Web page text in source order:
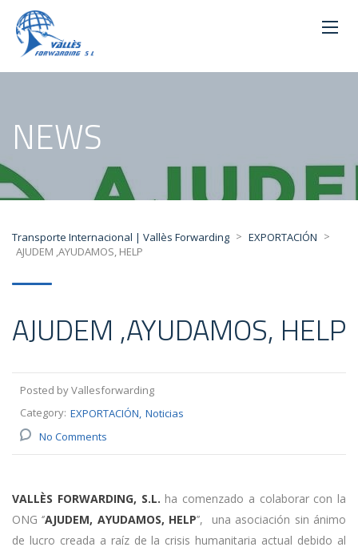
NEWS
Transporte Internacional | Vallès Forwarding > EXPORTACIÓN >
AJUDEM ,AYUDAMOS, HELP
AJUDEM ,AYUDAMOS, HELP
Posted by Vallesforwarding
Category: EXPORTACIÓN Noticias
No Comments
VALLÈS FORWARDING, S.L. ha comenzado a colaborar con la
ONG ‘’AJUDEM, AYUDAMOS, HELP’’, una asociación sin ánimo
de lucro creada a raíz de la crisis humanitaria actual debido al